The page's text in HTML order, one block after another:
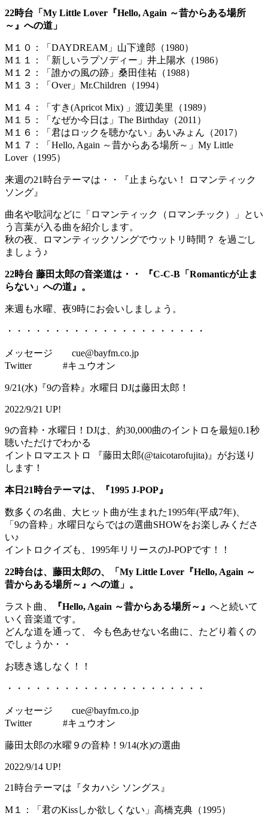
22時台「My Little Lover『Hello, Again ～昔からある場所
～』への道」
M１０：「DAYDREAM」山下達郎（1980）
M１１：「新しいラプソディー」井上陽水（1986）
M１２：「誰かの風の跡」桑田佳祐（1988）
M１３：「Over」Mr.Children（1994）
M１４：「すき(Apricot Mix) 」渡辺美里（1989）
M１５：「なぜか今日は」The Birthday（2011）
M１６：「君はロックを聴かない」あいみょん（2017）
M１７：「Hello, Again ～昔からある場所～」My Little
Lover（1995）
来週の21時台テーマは・・『止まらない！ ロマンティック
ソング』
曲名や歌詞などに「ロマンティック（ロマンチック）」とい
う言葉が入る曲を紹介します。
秋の夜、ロマンティックソングでウットリ時間？ を過ごし
ましょう♪
22時台 藤田太郎の音楽道は・・ 『C-C-B「Romanticが止ま
らない」への道』。
来週も水曜、夜9時にお会いしましょう。
・・・・・・・・・・・・・・・・・・・・・
メッセージ cue@bayfm.co.jp
Twitter #キュウオン
9/21(水)『9の音粋』水曜日 DJは藤田太郎！
2022/9/21 UP!
9の音粋・水曜日！DJは、約30,000曲のイントロを最短0.1秒
聴いただけでわかる
イントロマエストロ 『藤田太郎(@taicotarofujita)』がお送り
します！
本日21時台テーマは、『1995 J-POP』
数多くの名曲、大ヒット曲が生まれた1995年(平成7年)、
「9の音粋」水曜日ならではの選曲SHOWをお楽しみくださ
い♪
イントロクイズも、1995年リリースのJ-POPです！！
22時台は、藤田太郎の、「My Little Lover『Hello, Again ～
昔からある場所～』への道」。
ラスト曲、 『Hello, Again ～昔からある場所～ 』 へと続いて
いく音楽道です。
どんな道を通って、 今も色あせない名曲に、たどり着くの
でしょうか・・
お聴き逃しなく！！
・・・・・・・・・・・・・・・・・・・・・
メッセージ cue@bayfm.co.jp
Twitter #キュウオン
藤田太郎の水曜９の音粋！9/14(水)の選曲
2022/9/14 UP!
21時台テーマは『タカハシ ソングス』
M１：「君のKissしか欲しくない」高橋克典（1995）